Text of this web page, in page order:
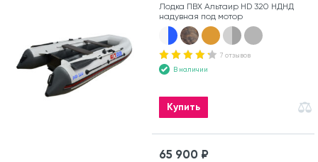
Лодка ПВХ Альтаир HD 320 НДНД
надувная под мотор
7 отзывов
В наличии
Купить
65 900 ₽